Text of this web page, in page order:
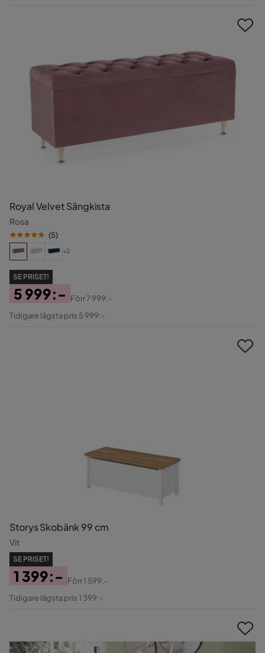
Royal Velvet Sängkista
Rosa
(5)
+2
SE PRISET!
Pris
5 999:-
Original
Förr7 999:-
Tidigare lägsta pris 5 999:-
Storys Skobänk 99 cm
Vit
SE PRISET!
Pris
1 399:-
Original
Förr1 599:-
Tidigare lägsta pris 1 399:-